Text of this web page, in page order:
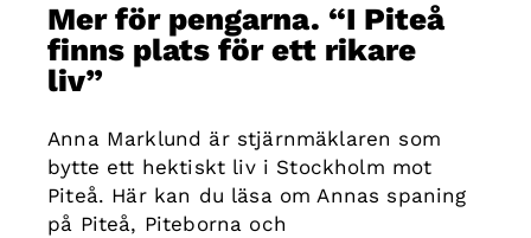
Mer för pengarna. “I Piteå
finns plats för ett rikare
liv”
Anna Marklund är stjärnmäklaren som
bytte ett hektiskt liv i Stockholm mot
Piteå. Här kan du läsa om Annas spaning
på Piteå, Piteborna och